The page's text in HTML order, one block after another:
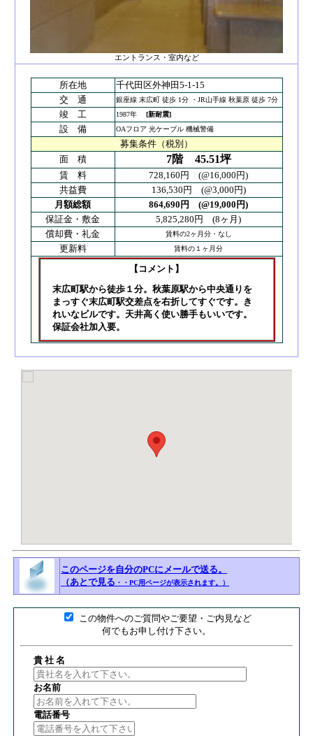
エントランス・室内など
所在地
千代田区外神田5-1-15
交 通
銀座線 末広町 徒歩 1分 ・JR山手線 秋葉原 徒歩 7分
竣 工 1987年 [新耐震]
設 備 OAフロア 光ケーブル 機械警備
募集条件（税別）
面 積
7階 45.51坪
賃 料
728,160円 (@16,000円)
共益費
136,530円 (@3,000円)
月額総額
864,690円 (@19,000円)
保証金・敷金
5,825,280円 (8ヶ月)
償却費・礼金
賃料の2ヶ月分・なし
更新料 賃料の１ヶ月分
【コメント】
末広町駅から徒歩１分。秋葉原駅から中央通りを
まっすぐ末広町駅交差点を右折してすぐです。き
れいなビルです。天井高く使い勝手もいいです。
保証会社加入要。
このページを自分のPCにメールで送る。
（あとで見る ・・PC用ページが表示されます。）
この物件へのご質問やご要望・ご内見など
何でもお申し付け下さい。
貴 社 名
お名前
電話番号